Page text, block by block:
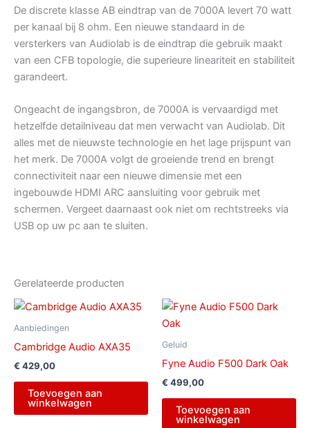
De discrete klasse AB eindtrap van de 7000A levert 70 watt
per kanaal bij 8 ohm. Een nieuwe standaard in de
versterkers van Audiolab is de eindtrap die gebruik maakt
van een CFB topologie, die superieure lineariteit en stabiliteit
garandeert.
Ongeacht de ingangsbron, de 7000A is vervaardigd met
hetzelfde detailniveau dat men verwacht van Audiolab. Dit
alles met de nieuwste technologie en het lage prijspunt van
het merk. De 7000A volgt de groeiende trend en brengt
connectiviteit naar een nieuwe dimensie met een
ingebouwde HDMI ARC aansluiting voor gebruik met
schermen. Vergeet daarnaast ook niet om rechtstreeks via
USB op uw pc aan te sluiten.
Gerelateerde producten
Aanbiedingen
Cambridge Audio AXA35
€ 429,00
Toevoegen aan
winkelwagen
Geluid
Fyne Audio F500 Dark Oak
€ 499,00
Toevoegen aan
winkelwagen